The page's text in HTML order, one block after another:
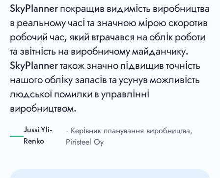
SkyPlanner покращив видимість виробництва
в реальному часі та значною мірою скоротив
робочий час, який втрачався на облік роботи
та звітність на виробничому майданчику.
SkyPlanner також значно підвищив точність
нашого обліку запасів та усунув можливість
людської помилки в управлінні
виробництвом.
Jussi Yli-
Renko
· Керівник планування виробництва,
Piristeel Oy